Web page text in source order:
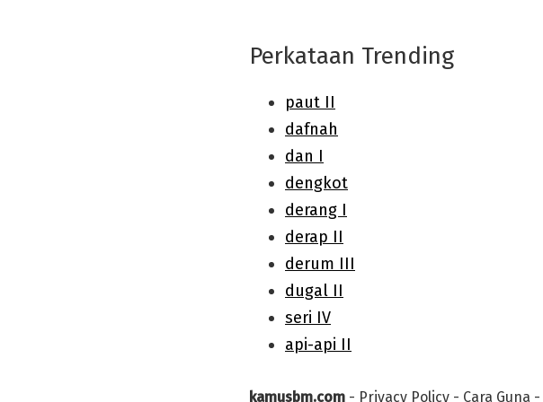
Perkataan Trending
kamusbm.com - Privacy Policy - Cara Guna -